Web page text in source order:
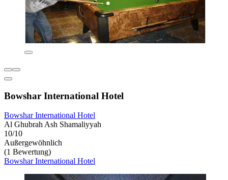
Bowshar International Hotel
Bowshar International Hotel
Al Ghubrah Ash Shamaliyyah
10/10
Außergewöhnlich
(1 Bewertung)
Bowshar International Hotel